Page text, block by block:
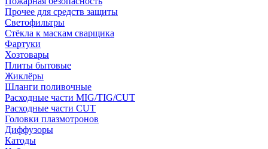
Прочее для средств защиты
Светофильтры
Стёкла к маскам сварщика
Фартуки
Хозтовары
Плиты бытовые
Жиклёры
Шланги поливочные
Расходные части MIG/TIG/CUT
Расходные части CUT
Головки плазмотронов
Диффузоры
Катоды